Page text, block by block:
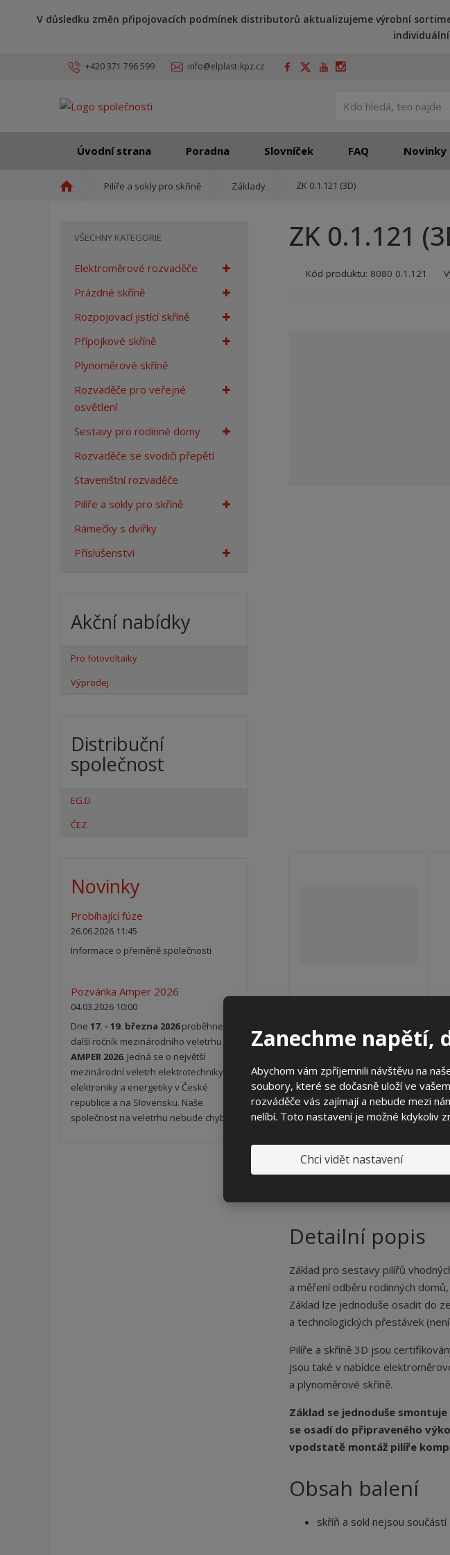
Zanechme napětí,
Abychom vám zpříjemnili návštěvu na
soubory, které se dočasně uloží ve
rozváděče vás zajímají a nebude mezi
nelíbí. Toto nastavení je možné kdykoliv
Chci vidět nastavení
V důsledku změn připojovacích podmínek distributorů aktualizujeme výrobní
+420 371 796 599 info@elplast-kpz.cz
Úvodní strana Poradna Slovníček FAQ Novinky
s
t
a
n
Pilíře a sokly pro skříně Základy ZK 0.1.121 (3D)
ZK 0.1.121
Kód produktu: 8080 0.1.121
SO 3.1.121 (3D)
12 114,52 Kč
10 012,00 Kčbez DPH
2 AŽ 3 DNY
Koupit
Detailní popis
Základ pro sestavy pilířů
a měření odběru rodinných
Základ lze jednoduše osadit do
a technologických přestávek
Pilíře a skříně 3D jsou
jsou také v nabídce
a plynoměrové skříně.
Základ se jednoduše
se osadí do připraveného
vpodstatě montáž pilíře
Obsah balení
skříň a sokl nejsou součástí
VŠECHNY KATEGORIE
Elektroměrové rozvaděče
Prázdné skříně
Rozpojovací jistící skříně
Přípojkové skříně
Plynoměrové skříně
Rozvaděče pro veřejné
osvětlení
Sestavy pro rodinné domy
Rozvaděče se svodiči přepětí
Staveništní rozvaděče
Pilíře a sokly pro skříně
Rámečky s dvířky
Příslušenství
Akční nabídky
Pro fotovoltaiky
Výprodej
Distribuční
společnost
EG.D
ČEZ
Novinky
Probíhající fúze
26.06.2026 11:45
Informace o přeměně společnosti
Pozvánka Amper 2026
04.03.2026 10:00
Dne17. - 19. března 2026proběhne
další ročník mezinárodního veletrhu
AMPER 2026. Jedná se o největší
mezinárodní veletrh elektrotechniky,
elektroniky a energetiky v České
republice a na Slovensku. Naše
společnost na veletrhu nebude chybět.